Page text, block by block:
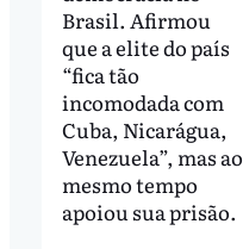
Brasil. Afirmou
que a elite do país
“fica tão
incomodada com
Cuba, Nicarágua,
Venezuela”, mas ao
mesmo tempo
apoiou sua prisão.